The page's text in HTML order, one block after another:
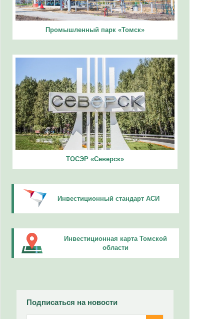
Промышленный парк «Томск»
ТОСЭР «Северск»
Инвестиционный стандарт АСИ
Инвестиционная карта Томской
области
Подписаться на новости